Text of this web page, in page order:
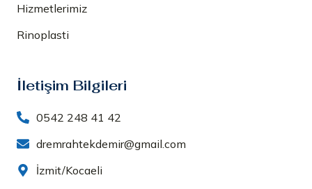
Hizmetlerimiz
Rinoplasti
İletişim Bilgileri
0542 248 41 42
dremrahtekdemir@gmail.com
İzmit/Kocaeli